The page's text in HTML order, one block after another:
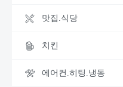
맛집.식당
치킨
에어컨.히팅.냉동